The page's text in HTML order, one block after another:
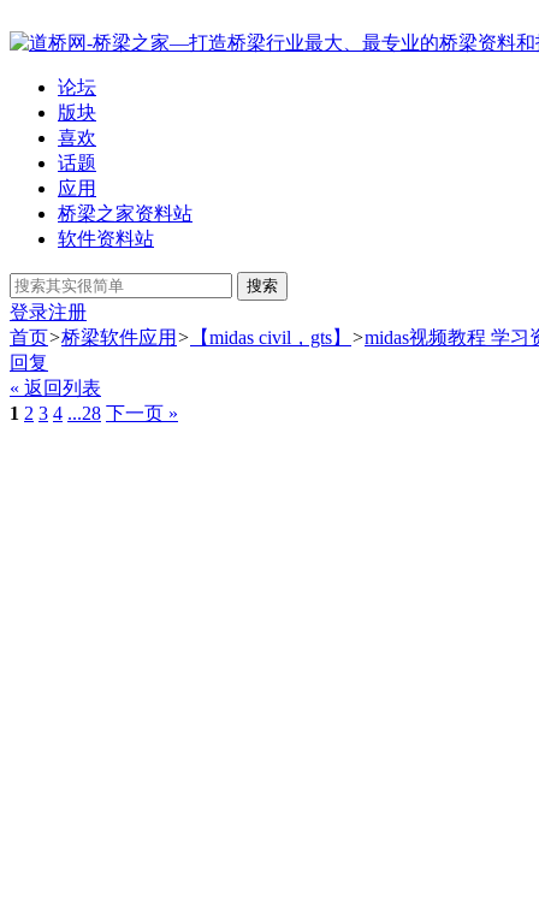
论坛
版块
喜欢
话题
应用
桥梁之家资料站
软件资料站
搜索
登录注册
首页>桥梁软件应用 > 【midas civil，gts】 >midas视频教程 学
回复
« 返回列表
1 2 3 4 ...28 下一页 »